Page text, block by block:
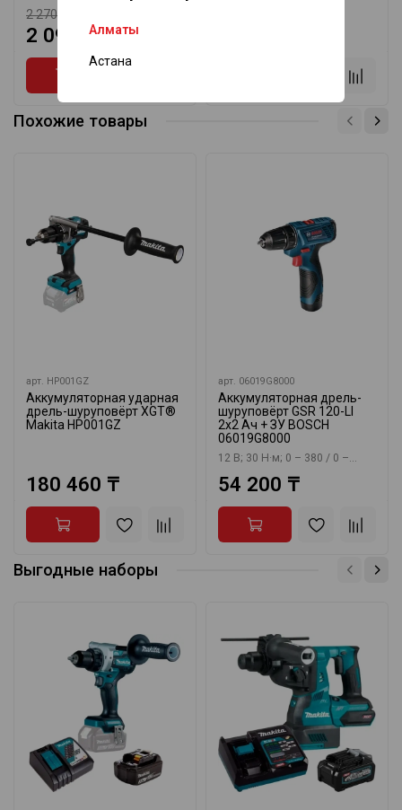
Алматы
Астана
2 270 ₸
2 095 ₸
Похожие товары
арт. HP001GZ
Аккумуляторная ударная
дрель-шуруповёрт XGT®
Makita HP001GZ
180 460 ₸
арт. 06019G8000
Аккумуляторная дрель-
шуруповёрт GSR 120-LI
2x2 Aч + ЗУ BOSCH
06019G8000
12 В; 30 Н·м; 0 – 380 / 0 –...
54 200 ₸
Выгодные наборы